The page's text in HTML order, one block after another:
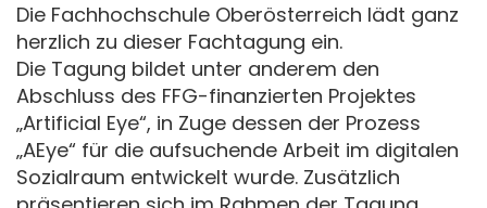
Die Fachhochschule Oberösterreich lädt ganz
herzlich zu dieser Fachtagung ein.
Die Tagung bildet unter anderem den
Abschluss des FFG-finanzierten Projektes
„Artificial Eye“, in Zuge dessen der Prozess
„AEye“ für die aufsuchende Arbeit im digitalen
Sozialraum entwickelt wurde. Zusätzlich